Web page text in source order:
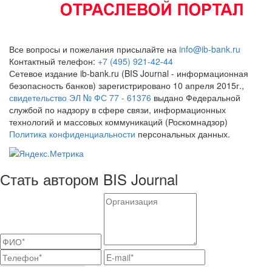
Все вопросы и пожелания присылайте на info@ib-bank.ru
Контактный телефон: +7 (495) 921-42-44
Сетевое издание ib-bank.ru (BIS Journal - информационная
безопасность банков) зарегистрировано 10 апреля 2015г.,
свидетельство ЭЛ № ФС 77 - 61376 выдано Федеральной
службой по надзору в сфере связи, информационных
технологий и массовых коммуникаций (Роскомнадзор)
Политика конфиденциальности персональных данных.
Стать автором BIS Journal